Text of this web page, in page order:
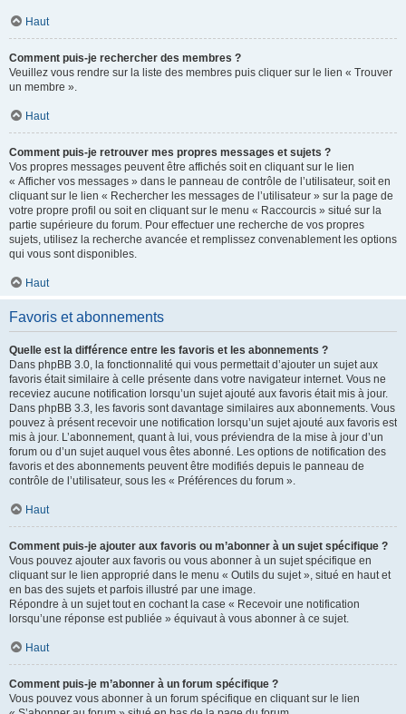
Haut
Comment puis-je rechercher des membres ?
Veuillez vous rendre sur la liste des membres puis cliquer sur le lien « Trouver
un membre ».
Haut
Comment puis-je retrouver mes propres messages et sujets ?
Vos propres messages peuvent être affichés soit en cliquant sur le lien
« Afficher vos messages » dans le panneau de contrôle de l’utilisateur, soit en
cliquant sur le lien « Rechercher les messages de l’utilisateur » sur la page de
votre propre profil ou soit en cliquant sur le menu « Raccourcis » situé sur la
partie supérieure du forum. Pour effectuer une recherche de vos propres
sujets, utilisez la recherche avancée et remplissez convenablement les options
qui vous sont disponibles.
Haut
Favoris et abonnements
Quelle est la différence entre les favoris et les abonnements ?
Dans phpBB 3.0, la fonctionnalité qui vous permettait d’ajouter un sujet aux
favoris était similaire à celle présente dans votre navigateur internet. Vous ne
receviez aucune notification lorsqu’un sujet ajouté aux favoris était mis à jour.
Dans phpBB 3.3, les favoris sont davantage similaires aux abonnements. Vous
pouvez à présent recevoir une notification lorsqu’un sujet ajouté aux favoris est
mis à jour. L’abonnement, quant à lui, vous préviendra de la mise à jour d’un
forum ou d’un sujet auquel vous êtes abonné. Les options de notification des
favoris et des abonnements peuvent être modifiés depuis le panneau de
contrôle de l’utilisateur, sous les « Préférences du forum ».
Haut
Comment puis-je ajouter aux favoris ou m’abonner à un sujet spécifique ?
Vous pouvez ajouter aux favoris ou vous abonner à un sujet spécifique en
cliquant sur le lien approprié dans le menu « Outils du sujet », situé en haut et
en bas des sujets et parfois illustré par une image.
Répondre à un sujet tout en cochant la case « Recevoir une notification
lorsqu’une réponse est publiée » équivaut à vous abonner à ce sujet.
Haut
Comment puis-je m’abonner à un forum spécifique ?
Vous pouvez vous abonner à un forum spécifique en cliquant sur le lien